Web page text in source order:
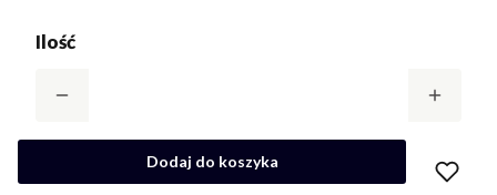
Ilość
Dodaj do koszyka